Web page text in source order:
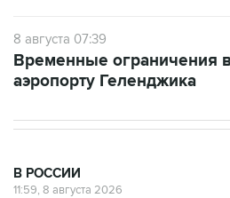
8 августа 07:39
Временные ограничения
аэропорту Геленджика
В РОССИИ
11:59, 8 августа 2026